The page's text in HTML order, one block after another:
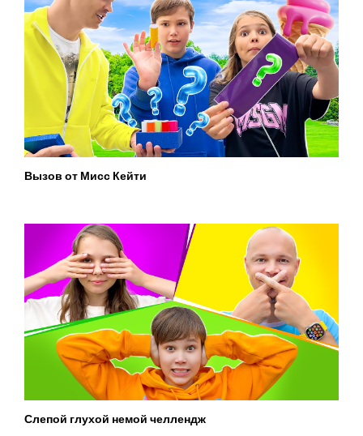
Вызов от Мисс Кейти
Слепой глухой немой челлендж